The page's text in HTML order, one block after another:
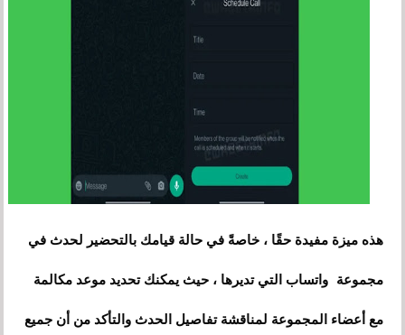
هذه ميزة مفيدة حقًا ، خاصةً في حالة قيامك بالتحضير لحدث في
مجموعة واتساب التي تديرها ، حيث يمكنك تحديد موعد مكالمة
مع أعضاء المجموعة لمناقشة تفاصيل الحدث والتأكد من أن جميع